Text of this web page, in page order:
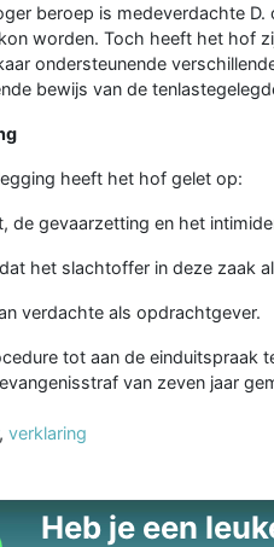
beroep is medeverdachte
worden. Toch heeft het hof
ondersteunende
bewijs van de
heeft het hof gelet op:
de gevaarzetting en het
het slachtoffer in deze zaak
verdachte als opdrachtgever.
tot aan de einduitspraak
van zeven jaar
, verklaring
Heb je een